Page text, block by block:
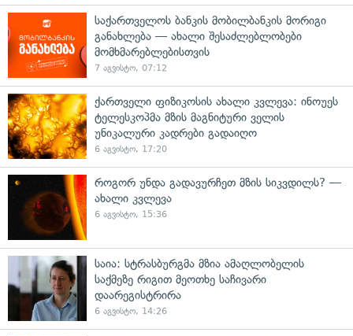
საქართველოს ბანკის მობილბანკის მორიგი
განახლება — ახალი შესაძლებლობები
მომხმარებლებისთვის
7 აგვისტო, 07:12
ქართველი ფიზიკოსის ახალი კვლევა: ინოუეს
ტელესკოპმა მზის მაგნიტური ველის
უნიკალური კადრები გადაიღო
6 აგვისტო, 17:20
როგორ უნდა გადავურჩეთ მზის სიკვდილს? —
ახალი კვლევა
6 აგვისტო, 15:36
საია: სტრასბურგმა მზია ამაღლობელის
საქმეზე რიგით მეოთხე საჩივარი
დაარეგისტრირა
6 აგვისტო, 14:26